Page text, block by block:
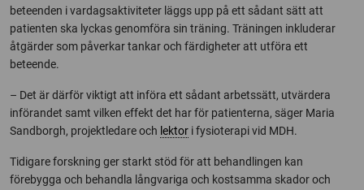
beteenden i vardagsaktiviteter läggs upp på ett sådant sätt att
patienten ska lyckas genomföra sin träning. Träningen inkluderar
åtgärder som påverkar tankar och färdigheter att utföra ett
beteende.
– Det är därför viktigt att införa ett sådant arbetssätt, utvärdera
införandet samt vilken effekt det har för patienterna, säger Maria
Sandborgh, projektledare och lektor i fysioterapi vid MDH.
Tidigare forskning ger starkt stöd för att behandlingen kan
förebygga och behandla långvariga och kostsamma skador och